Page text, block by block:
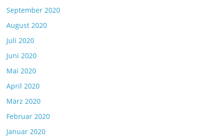
September 2020
August 2020
Juli 2020
Juni 2020
Mai 2020
April 2020
März 2020
Februar 2020
Januar 2020